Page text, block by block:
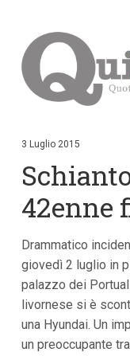
i
i
c
n
n
u
t
i
p
i
n
3 Luglio 2015
42enne
Drammatico
giovedì 2 luglio in
palazzo dei
livornese si è
una Hyundai. Un
un preoccupante